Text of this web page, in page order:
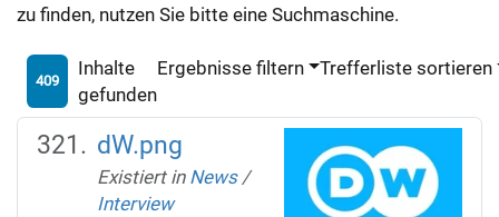
zu finden, nutzen Sie bitte eine Suchmaschine.
409
Inhalte
gefunden
Ergebnisse filtern Trefferliste sortieren
dW.png
Existiert in News /
Interview